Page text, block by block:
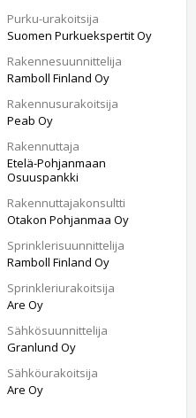
Purku-urakoitsija
Suomen Purkuekspertit Oy
Rakennesuunnittelija
Ramboll Finland Oy
Rakennusurakoitsija
Peab Oy
Rakennuttaja
Etelä-Pohjanmaan
Osuuspankki
Rakennuttajakonsultti
Otakon Pohjanmaa Oy
Sprinklerisuunnittelija
Ramboll Finland Oy
Sprinkleriurakoitsija
Are Oy
Sähkösuunnittelija
Granlund Oy
Sähköurakoitsija
Are Oy